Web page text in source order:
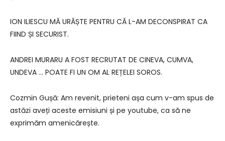
ION ILIESCU MĂ URĂȘTE PENTRU CĂ L-AM DECONSPIRAT CA
FIIND ȘI SECURIST.
ANDREI MURARU A FOST RECRUTAT DE CINEVA, CUMVA,
UNDEVA … POATE FI UN OM AL REȚELEI SOROS.
Cozmin Gușă: Am revenit, prieteni așa cum v-am spus de
astăzi aveți aceste emisiuni și pe youtube, ca să ne
exprimăm amenicărește.